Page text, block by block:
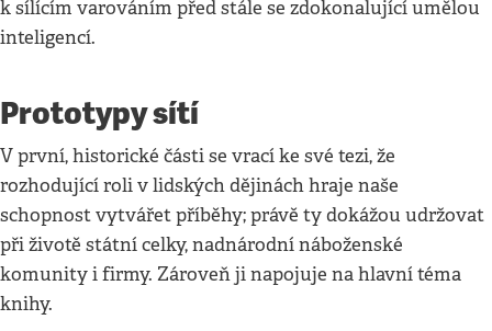
k sílícím varováním před stále se zdokonalující umělou
inteligencí.
Prototypy sítí
V první, historické části se vrací ke své tezi, že
rozhodující roli v lidských dějinách hraje naše
schopnost vytvářet příběhy; právě ty dokážou udržovat
při životě státní celky, nadnárodní náboženské
komunity i firmy. Zároveň ji napojuje na hlavní téma
knihy.